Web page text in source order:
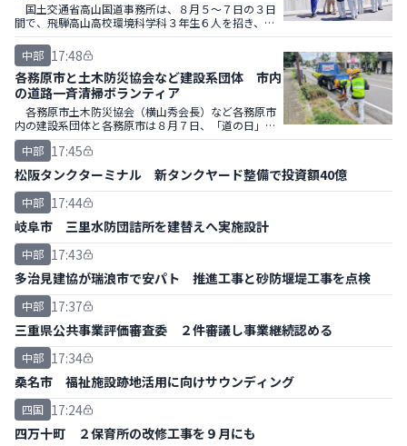
国土交通省高山国道事務所は、８月５～７日の３日
間で、飛騨高山高校環境科学科３年生６人を招き、イ
ンターンシップを実施した。地域や同事務所の事業の
説明に加え、各現場の見学なども行った。
中部 17:48
各務原市と土木防災協会など建設系団体 市内
の道路一斉清掃ボランティア
各務原市土木防災協会（横山秀会長）など各務原市
内の建設系団体と各務原市は８月７日、「道の日」に
ちなんだ恒例の道路一斉清掃ボランティアを行い、約
２７０人が参加した＝写真。
中部 17:45
松阪タンクターミナル 新タンクヤード整備で投資額40億
中部 17:44
岐阜市 三里水防団詰所を建替えへ実施設計
中部 17:43
多治見建協が瑞浪市で安パト 推進工事と砂防堰堤工事を点検
中部 17:37
三重県公共事業評価審査委 ２件審議し事業継続認める
中部 17:34
桑名市 福祉施設跡地活用に向けサウンディング
四国 17:24
四万十町 ２保育所の改修工事を９月にも